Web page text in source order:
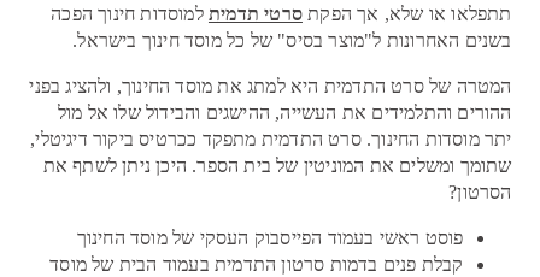
תתפלאו או שלא, אך הפקתסרטי תדמית למוסדות חינוך הפכה
בשנים האחרונות ל"מוצר בסיס" של כל מוסד חינוך בישראל.
המטרה של סרט התדמית היא למתג את מוסד החינוך, ולהציג בפני
ההורים והתלמידים את העשייה, ההישגים והבידול שלו אל מול
יתר מוסדות החינוך. סרט התדמית מתפקד ככרטיס ביקור דיגיטלי,
שתומך ומשלים את המוניטין של בית הספר. היכן ניתן לשתף את
הסרטון?
פוסט ראשי בעמוד הפייסבוק העסקי של מוסד החינוך
קבלת פנים בדמות סרטון התדמית בעמוד הבית של מוסד